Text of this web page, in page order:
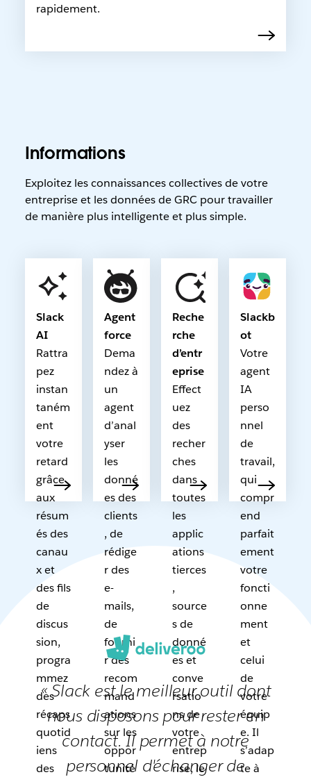
rapidement.
Informations
Exploitez les connaissances collectives de votre
entreprise et les données de GRC pour travailler
de manière plus intelligente et plus simple.
Slack
AI
Rattra
pez
instan
taném
ent
votre
retard
grâce
aux
résum
és des
canau
x et
des fils
de
discus
sion,
progra
mmez
des
récaps
quotid
iens
des
Agent
force
Dema
ndez à
un
agent
d’anal
yser
les
donné
es des
clients
, de
rédige
r des
e-
mails,
de
fourni
r des
recom
mand
ations
sur les
oppor
tunité
Reche
rche
d’entr
eprise
Effect
uez
des
recher
ches
dans
toutes
les
applic
ations
tierces
,
source
s de
donné
es et
conve
rsatio
ns de
votre
entrep
rise, le
Slackb
ot
Votre
agent
IA
perso
nnel
de
travail,
qui
compr
end
parfait
ement
votre
foncti
onne
ment
et
celui
de
votre
équip
e. Il
s’adap
te à
« Slack est le meilleur outil dont
nous disposons pour rester en
contact. Il permet à notre
personnel d'échanger de